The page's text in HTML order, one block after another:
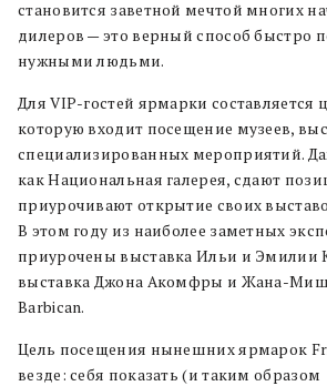
становится заветной мечтой многих
дилеров — это верный способ быстро
нужными людьми.
Для VIP-гостей ярмарки составляется
которую входит посещение музеев,
специализированных мероприятий.
как Национальная галерея, сдают
приурочивают открытие своих
В этом году из наиболее заметных
приурочены выставка Ильи и Эмилии
выставка Джона Акомфры и Жана-
Barbican.
Цель посещения нынешних ярмарок
везде: себя показать (и таким образом